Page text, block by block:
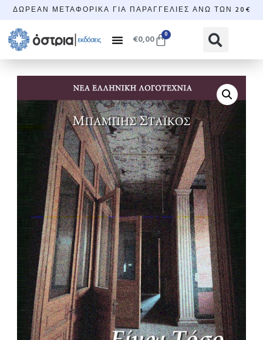
ΔΩΡΕΆΝ ΜΕΤΑΦΟΡΙΚΆ ΓΙΑ ΠΑΡΑΓΓΕΛΊΕΣ ΆΝΩ ΤΩΝ 20€
€0,00 0